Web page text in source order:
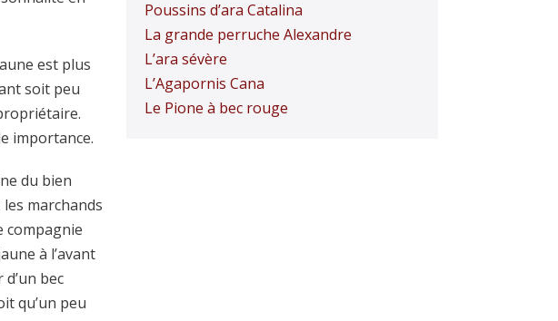
est plus
soit peu
importance.
du bien
marchands
compagnie
à l’avant
bec
qu’un peu
Poussins d’ara Catalina
La grande perruche Alexandre
L’ara sévère
L’Agapornis Cana
Le Pione à bec rouge